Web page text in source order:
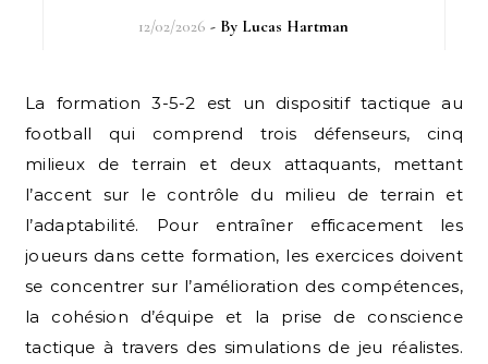
12/02/2026 - By Lucas Hartman
La formation 3-5-2 est un dispositif tactique au
football qui comprend trois défenseurs, cinq
milieux de terrain et deux attaquants, mettant
l’accent sur le contrôle du milieu de terrain et
l’adaptabilité. Pour entraîner efficacement les
joueurs dans cette formation, les exercices doivent
se concentrer sur l’amélioration des compétences,
la cohésion d’équipe et la prise de conscience
tactique à travers des simulations de jeu réalistes.